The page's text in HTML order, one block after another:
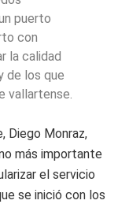
puerto
con
la calidad
de los que
vallartense.
Diego Monraz,
más importante
el servicio
se inició con los